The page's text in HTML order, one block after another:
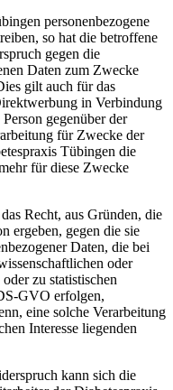
personenbezogene
so hat die betroffene
gegen die
Daten zum Zwecke
gilt auch für das
in Verbindung
gegenüber der
für Zwecke der
Tübingen die
für diese Zwecke
Recht, aus Gründen, die
ergeben, gegen die sie
Daten, die bei
oder
zu statistischen
GVO erfolgen,
eine solche Verarbeitung
Interesse liegenden
kann sich die